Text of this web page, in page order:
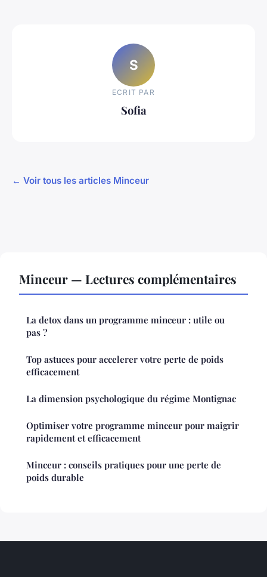
S
ECRIT PAR
Sofia
← Voir tous les articles Minceur
Minceur — Lectures complémentaires
La detox dans un programme minceur : utile ou
pas ?
Top astuces pour accelerer votre perte de poids
efficacement
La dimension psychologique du régime Montignac
Optimiser votre programme minceur pour maigrir
rapidement et efficacement
Minceur : conseils pratiques pour une perte de
poids durable